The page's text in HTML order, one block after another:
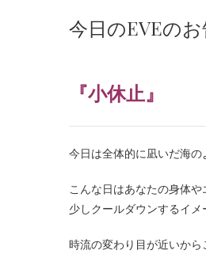
今日のEVEのお
『小休止』
今日は全体的に凪いだ海
こんな日はあなたの身体や
少しクールダウンするイメ
時流の変わり目が近いから